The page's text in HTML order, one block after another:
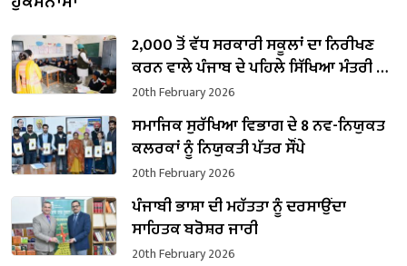
2,000 ਤੋਂ ਵੱਧ ਸਰਕਾਰੀ ਸਕੂਲਾਂ ਦਾ ਨਿਰੀਖਣ
ਕਰਨ ਵਾਲੇ ਪੰਜਾਬ ਦੇ ਪਹਿਲੇ ਸਿੱਖਿਆ ਮੰਤਰੀ ਬਣੇ
ਹਰਜੋਤ ਸਿੰਘ ਬੈਂਸ
20th February 2026
ਸਮਾਜਿਕ ਸੁਰੱਖਿਆ ਵਿਭਾਗ ਦੇ 8 ਨਵ-ਨਿਯੁਕਤ
ਕਲਰਕਾਂ ਨੂੰ ਨਿਯੁਕਤੀ ਪੱਤਰ ਸੌਂਪੇ
20th February 2026
ਪੰਜਾਬੀ ਭਾਸ਼ਾ ਦੀ ਮਹੱਤਤਾ ਨੂੰ ਦਰਸਾਉਂਦਾ
ਸਾਹਿਤਕ ਬਰੋਸ਼ਰ ਜਾਰੀ
20th February 2026